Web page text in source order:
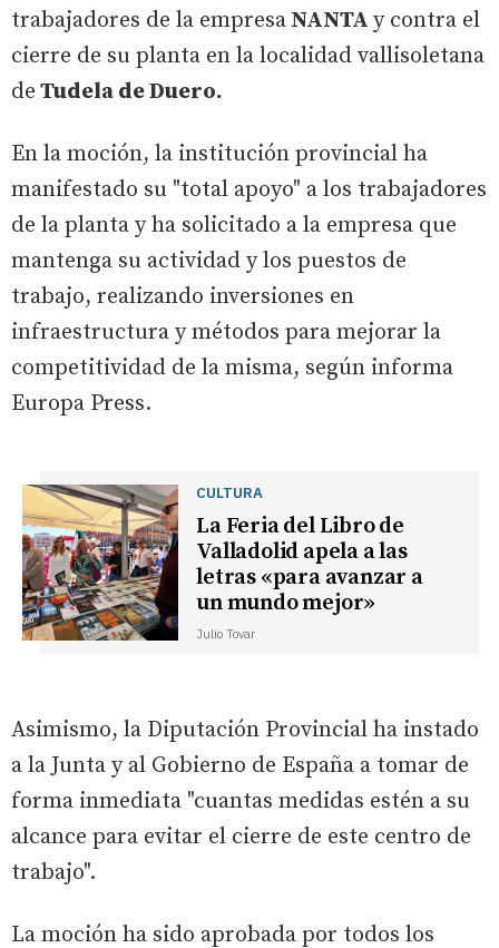
trabajadores de la empresa NANTA y contra el
cierre de su planta en la localidad vallisoletana
de Tudela de Duero.
En la moción, la institución provincial ha
manifestado su "total apoyo" a los trabajadores
de la planta y ha solicitado a la empresa que
mantenga su actividad y los puestos de
trabajo, realizando inversiones en
infraestructura y métodos para mejorar la
competitividad de la misma, según informa
Europa Press.
CULTURA
La Feria del Libro de
Valladolid apela a las
letras «para avanzar a
un mundo mejor»
Julio Tovar
Asimismo, la Diputación Provincial ha instado
a la Junta y al Gobierno de España a tomar de
forma inmediata "cuantas medidas estén a su
alcance para evitar el cierre de este centro de
trabajo".
La moción ha sido aprobada por todos los